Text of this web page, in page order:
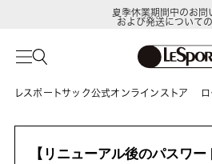
夏季休業期間中のお問
および発送について
レスポートサック公式オンラインストア
【リニューアル後のパスワー